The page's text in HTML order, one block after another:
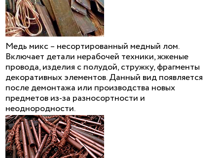
Медь микс – несортированный медный лом.
Включает детали нерабочей техники, жженые
провода, изделия с полудой, стружку, фрагменты
декоративных элементов. Данный вид появляется
после демонтажа или производства новых
предметов из-за разносортности и
неоднородности.